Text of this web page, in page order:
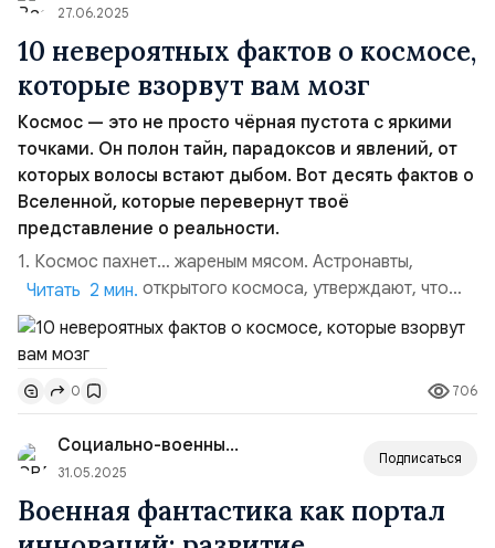
27.06.2025
10 невероятных фактов о космосе,
которые взорвут вам мозг
Космос — это не просто чёрная пустота с яркими
точками. Он полон тайн, парадоксов и явлений, от
которых волосы встают дыбом. Вот десять фактов о
Вселенной, которые перевернут твоё
представление о реальности.
1. Космос пахнет… жареным мясом. Астронавты,
вернувшиеся с открытого космоса, утверждают, что
скафандры источают запах, напоминающий
жареное мясо, раскалённый металл или сварку. Это
объясняется тем, что в вакууме ультрафиолетовое
излучение расщепляет молекулы, создавая аромат
углеродистых соединений — вроде тех, что
образуются на гри...
Читать 2 мин.
0 706
Социально-военный Патриотическ...
31.05.2025
Подписаться
Военная фантастика как портал